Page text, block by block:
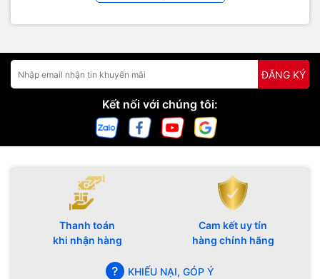
ĐĂNG KÝ
Kết nối với chúng tôi:
Thanh toán
khi nhận hàng
Cam kết uy tín
hàng chính hãng
KHIẾU NẠI, GÓP Ý